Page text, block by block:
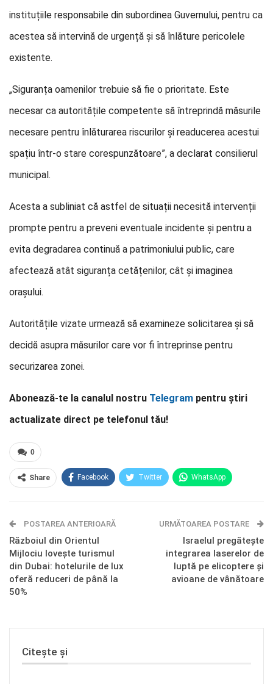
instituțiile responsabile din subordinea Guvernului, pentru ca
acestea să intervină de urgență și să înlăture pericolele
existente.
„Siguranța oamenilor trebuie să fie o prioritate. Este
necesar ca autoritățile competente să întreprindă măsurile
necesare pentru înlăturarea riscurilor și readucerea acestui
spațiu într-o stare corespunzătoare”, a declarat consilierul
municipal.
Acesta a subliniat că astfel de situații necesită intervenții
prompte pentru a preveni eventuale incidente și pentru a
evita degradarea continuă a patrimoniului public, care
afectează atât siguranța cetățenilor, cât și imaginea
orașului.
Autoritățile vizate urmează să examineze solicitarea și să
decidă asupra măsurilor care vor fi întreprinse pentru
securizarea zonei.
Abonează-te la canalul nostru Telegram pentru știri
actualizate direct pe telefonul tău!
0
Share Facebook Twitter WhatsApp
Telegram OK.ru
POSTAREA ANTERIOARĂ
Războiul din Orientul
Mijlociu lovește turismul
din Dubai: hotelurile de lux
oferă reduceri de până la
50%
URMĂTOAREA POSTARE
Israelul pregătește
integrarea laserelor de
luptă pe elicoptere și
avioane de vânătoare
Citește și